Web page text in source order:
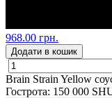
968.00 грн.
Додати в кошик
Brain Strain Yellow
Гострота: 150 000